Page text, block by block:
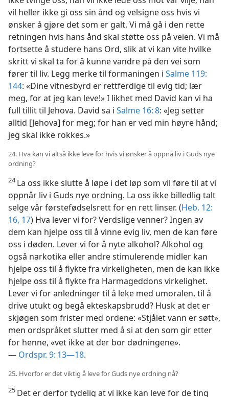
vil heller ikke gi oss sin ånd og velsigne oss hvis vi
ønsker å gjøre det som er galt. Vi må gå i den rette
retningen hvis hans ånd skal støtte oss på veien. Vi må
fortsette å studere hans Ord, slik at vi kan vite hvilke
skritt vi skal ta for å kunne vandre på den vei som
fører til liv. Legg merke til formaningen i Salme 119:
144: «Dine vitnesbyrd er rettferdige til evig tid; lær
meg, for at jeg kan leve!» I likhet med David kan vi ha
full tillit til Jehova. David sa i Salme 16: 8: «Jeg setter
alltid [Jehova] for meg; for han er ved min høyre hånd;
jeg skal ikke rokkes.»
24. Hva kan vi altså ikke leve for hvis vi ønsker å oppnå liv i Guds nye
ordning?
24La oss ikke slutte å løpe i det løp som vil føre til at vi
oppnår liv i Guds nye ordning. La oss ikke billedlig talt
selge vår førstefødselsrett for en rett linser. (Heb. 12:
16, 17) Hva lever vi for? Verdslige venner? Ingen av
dem kan hjelpe oss til å vinne evig liv, men de kan føre
oss i døden. Lever vi for å nyte alkohol? Alkohol og
også narkotika eller andre stimulerende midler kan
hjelpe oss til å flykte fra virkeligheten, men de kan ikke
hjelpe oss til å flykte fra Harmageddons virkelighet.
Lever vi for anledninger til å leke med umoralen, til å
drive utukt og begå ekteskapsbrudd? Husk at det er
skjøgen som frister med ordene: «Stjålet vann er søtt»,
men ordspråket slutter med å si at den som gir etter
for henne, «vet ikke at der bor dødningene».
— Ordspr. 9: 13—18.
25. Hvorfor er det viktig å leve for Guds nye ordning nå?
25 Det er derfor tydelig at vi ikke kan leve for de ting